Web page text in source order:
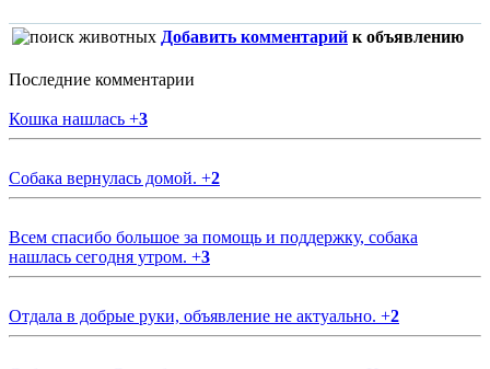
Добавить комментарий к объявлению
Последние комментарии
Кошка нашлась +3
Собака вернулась домой. +2
Всем спасибо большое за помощь и поддержку, собака
нашлась сегодня утром. +3
Отдала в добрые руки, объявление не актуально. +2